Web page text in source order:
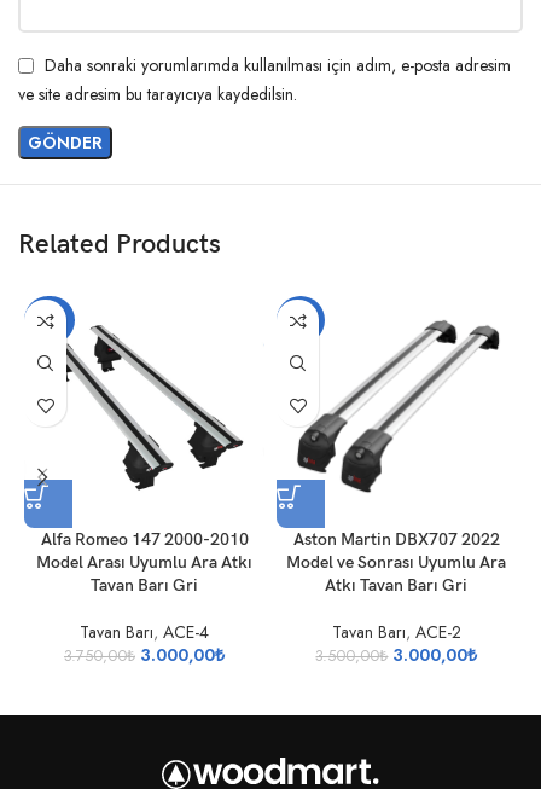
Daha sonraki yorumlarımda kullanılması için adım, e-posta adresim
ve site adresim bu tarayıcıya kaydedilsin.
Related Products
-20%
Alfa Romeo 147 2000-2010
Model Arası Uyumlu Ara Atkı
Tavan Barı Gri
Tavan Barı, ACE-4
3.750,00₺ 3.000,00₺
-14%
Aston Martin DBX707 2022
Model ve Sonrası Uyumlu Ara
Atkı Tavan Barı Gri
Tavan Barı, ACE-2
3.500,00₺ 3.000,00₺